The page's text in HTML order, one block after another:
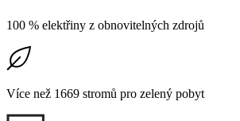
100 % elektřiny z obnovitelných zdrojů
Více než 1669 stromů pro zelený pobyt